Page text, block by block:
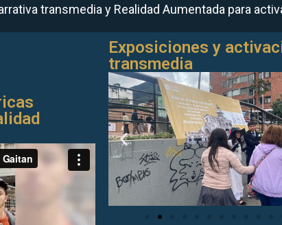
transmedia y Realidad Aumentada para
Exposiciones y
transmedia